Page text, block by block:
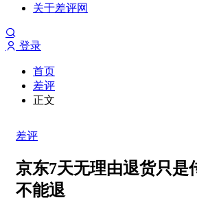
关于差评网
登录
首页
差评
正文
差评
京东7天无理由退货只是
不能退